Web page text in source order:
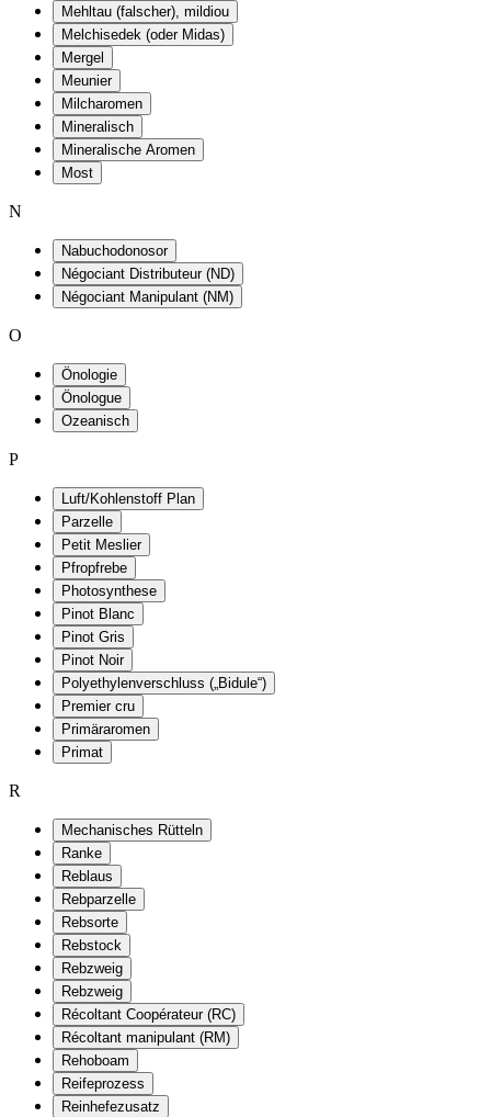
Mehltau (falscher), mildiou
Melchisedek (oder Midas)
Mergel
Meunier
Milcharomen
Mineralisch
Mineralische Aromen
Most
N
Nabuchodonosor
Négociant Distributeur (ND)
Négociant Manipulant (NM)
O
Önologie
Önologue
Ozeanisch
P
Luft/Kohlenstoff Plan
Parzelle
Petit Meslier
Pfropfrebe
Photosynthese
Pinot Blanc
Pinot Gris
Pinot Noir
Polyethylenverschluss („Bidule“)
Premier cru
Primäraromen
Primat
R
Mechanisches Rütteln
Ranke
Reblaus
Rebparzelle
Rebsorte
Rebstock
Rebzweig
Rebzweig
Récoltant Coopérateur (RC)
Récoltant manipulant (RM)
Rehoboam
Reifeprozess
Reinhefezusatz